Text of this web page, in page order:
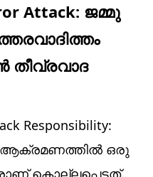
Attack: ജമ്മു
തീവ്രവാദ
Responsibility:
ആക്രമണത്തിൽ ഒരു
കൊല്ലപ്പെട്ടത്.